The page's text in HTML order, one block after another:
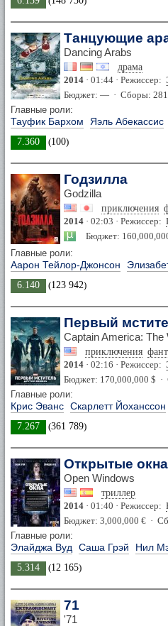
Танцующие
Dancing Arabs
драма
2014 · 01:44 · Режиссер:
Бюджет: — · Сборы:
Главные роли:
Тауфик Бархом Яэль Абекассис
7.360 (100)
Годзилла
Godzilla
приключения
2014 · 02:03 · Режиссер:
Бюджет:
Главные роли:
Аарон Тейлор-Джонсон
6.140 (123 942)
Первый
Captain America: The
приключения
2014 · 02:16 · Режиссер:
Бюджет: 170,000,000 $
Главные роли:
Крис Эванс Скарлетт Йоханссон
7.267 (361 789)
Открытые окна
Open Windows
триллер
2014 · 01:40 · Режиссер:
Бюджет: 3,000,000 € ·
Главные роли:
Элайджа Вуд Саша Грэй Нил
5.314 (12 165)
71
'71